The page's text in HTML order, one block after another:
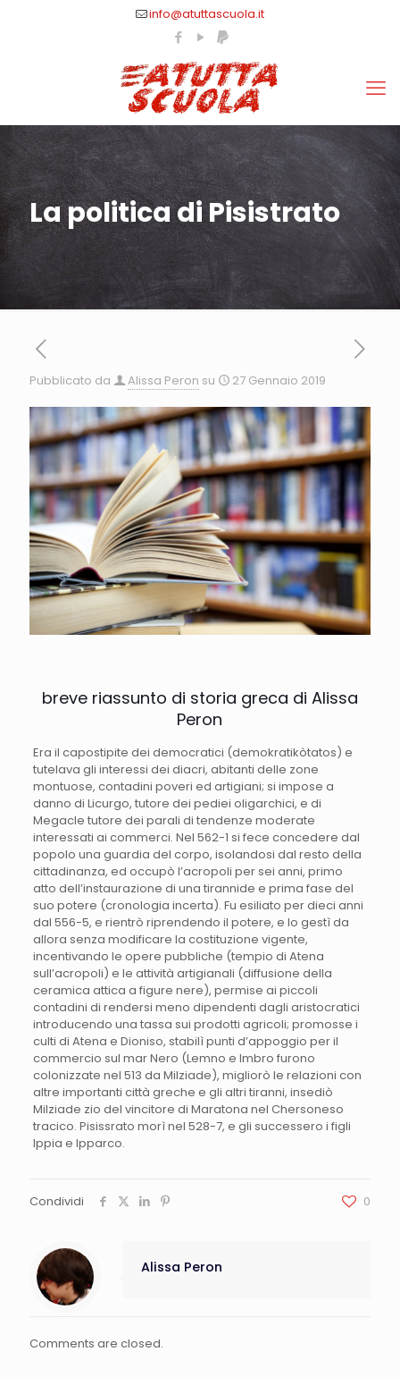
info@atuttascuola.it
La politica di Pisistrato
Pubblicato da Alissa Peron su 27 Gennaio 2019
breve riassunto di storia greca di Alissa
Peron
Era il capostipite dei democratici (demokratikòtatos) e
tutelava gli interessi dei diacri, abitanti delle zone
montuose, contadini poveri ed artigiani; si impose a
danno di Licurgo, tutore dei pediei oligarchici, e di
Megacle tutore dei parali di tendenze moderate
interessati ai commerci. Nel 562-1 si fece concedere dal
popolo una guardia del corpo, isolandosi dal resto della
cittadinanza, ed occupò l’acropoli per sei anni, primo
atto dell’instaurazione di una tirannide e prima fase del
suo potere (cronologia incerta). Fu esiliato per dieci anni
dal 556-5, e rientrò riprendendo il potere, e lo gestì da
allora senza modificare la costituzione vigente,
incentivando le opere pubbliche (tempio di Atena
sull’acropoli) e le attività artigianali (diffusione della
ceramica attica a figure nere), permise ai piccoli
contadini di rendersi meno dipendenti dagli aristocratici
introducendo una tassa sui prodotti agricoli; promosse i
culti di Atena e Dioniso, stabilì punti d’appoggio per il
commercio sul mar Nero (Lemno e Imbro furono
colonizzate nel 513 da Milziade), migliorò le relazioni con
altre importanti città greche e gli altri tiranni, insediò
Milziade zio del vincitore di Maratona nel Chersoneso
tracico. Pisissrato morì nel 528-7, e gli successero i figli
Ippia e Ipparco.
Condividi 0
Alissa Peron
Comments are closed.